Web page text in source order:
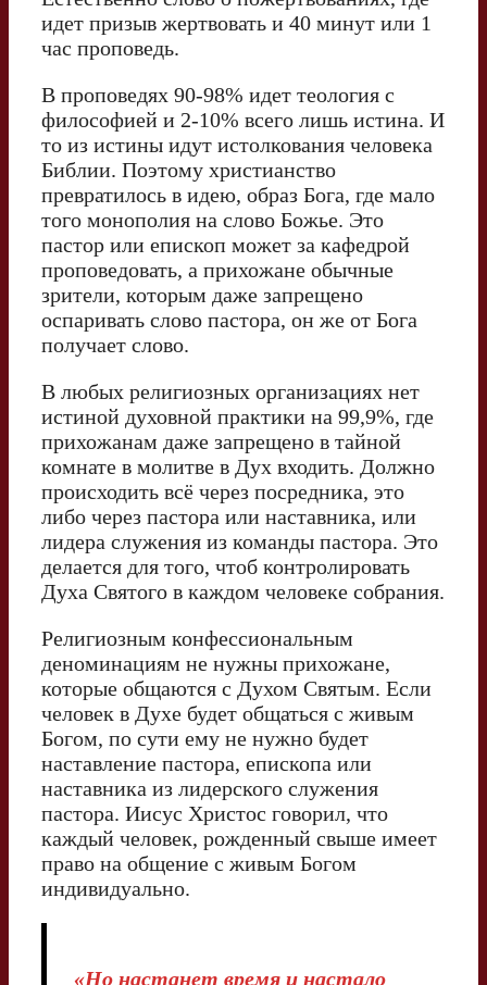
идет призыв жертвовать и 40 минут или 1
час проповедь.
В проповедях 90-98% идет теология с
философией и 2-10% всего лишь истина. И
то из истины идут истолкования человека
Библии. Поэтому христианство
превратилось в идею, образ Бога, где мало
того монополия на слово Божье. Это
пастор или епископ может за кафедрой
проповедовать, а прихожане обычные
зрители, которым даже запрещено
оспаривать слово пастора, он же от Бога
получает слово.
В любых религиозных организациях нет
истиной духовной практики на 99,9%, где
прихожанам даже запрещено в тайной
комнате в молитве в Дух входить. Должно
происходить всё через посредника, это
либо через пастора или наставника, или
лидера служения из команды пастора. Это
делается для того, чтоб контролировать
Духа Святого в каждом человеке собрания.
Религиозным конфессиональным
деноминациям не нужны прихожане,
которые общаются с Духом Святым. Если
человек в Духе будет общаться с живым
Богом, по сути ему не нужно будет
наставление пастора, епископа или
наставника из лидерского служения
пастора. Иисус Христос говорил, что
каждый человек, рожденный свыше имеет
право на общение с живым Богом
индивидуально.
«Но настанет время и настало